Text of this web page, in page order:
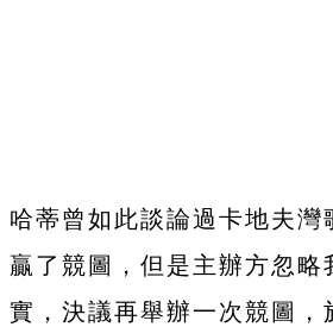
哈蒂曾如此談論過卡地夫灣
贏了競圖，但是主辦方忽略
實，決議再舉辦一次競圖，